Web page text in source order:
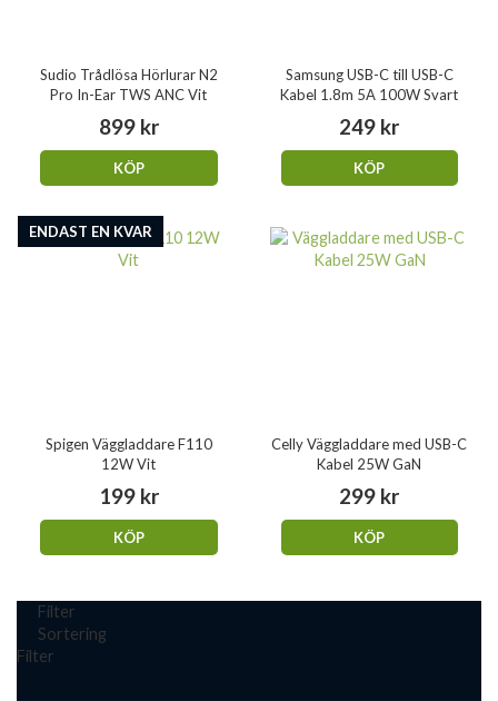
Sudio Trådlösa Hörlurar N2
Pro In-Ear TWS ANC Vit
899 kr
KÖP
Samsung USB-C till USB-C
Kabel 1.8m 5A 100W Svart
249 kr
KÖP
ENDAST EN KVAR
Spigen Väggladdare F110
12W Vit
199 kr
KÖP
Celly Väggladdare med USB-C
Kabel 25W GaN
299 kr
KÖP
Filter
Sortering
Filter